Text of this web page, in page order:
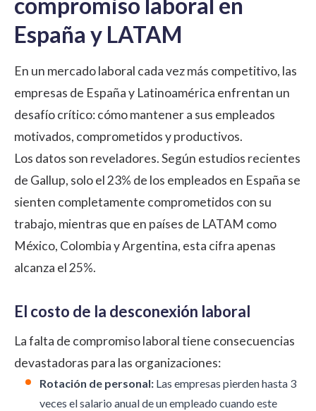
España y LATAM
En un mercado laboral cada vez más competitivo, las
empresas de España y Latinoamérica enfrentan un
desafío crítico: cómo mantener a sus empleados
motivados, comprometidos y productivos.
Los datos son reveladores. Según estudios recientes
de Gallup, solo el 23% de los empleados en España se
sienten completamente comprometidos con su
trabajo, mientras que en países de LATAM como
México, Colombia y Argentina, esta cifra apenas
alcanza el 25%.
El costo de la desconexión laboral
La falta de compromiso laboral tiene consecuencias
devastadoras para las organizaciones:
Rotación de personal: Las empresas pierden hasta 3
veces el salario anual de un empleado cuando este